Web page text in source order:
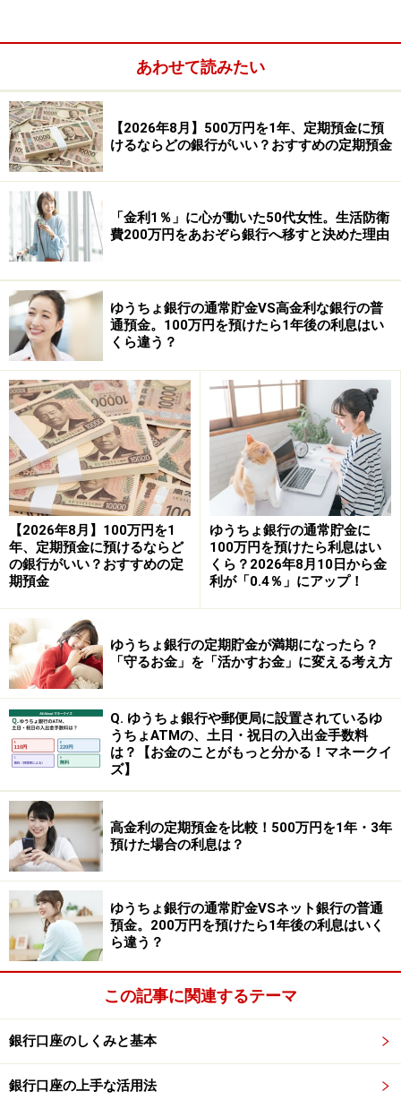
第二地方銀行……37行
信用金庫……254金庫
労働金庫……13金庫
信用組合……145組合
※銀行は令和3年4月5日時点（埼玉りそな銀行を含む）、
外国銀行は令和3年11月22日時点、地方銀行は令和3年5
月1日時点、第二地方銀行は令和2年1月1日時点、信用金
庫は令和3年2月3日時点、労働金庫は平成27年7月1日時
点、信用組合は令和3年3月18日時点
合計すると601にもなります。外国銀行は預金できない
ます。この他に、全国にあるJA（農協）でも預金はで
き、預け先を選ぶのに悩んでしまう人も多いのではない
でしょうか。
定期預金はどこも同じだと思っていたら大
間違い！
護送船団の時代はとうの昔に終わっており、今は金融機
関によって預金金利が違います。100万円を1年預ける場
合でも、0.01％で預けたら100円（税引前）の利息が
0.25％で預けたら2500円（税引前）です。金利で庶民を
応援してくれる素晴らしい金融機関がないか、預入期間
1年で100万円を預けた場合の金利を確認してみたとこ
ろ、気になる金利を用意している金融機関がいくつか見
つかりました。金利は税引き前です。まずは銀行から紹
鳥取銀行……【退職金専用定期】金利0.502％、当行
での公的年金受取者（予約を含む）で受取1年以内
あわせて読みたい
【2026年8月】500万円を1年、定期預金に預
けるならどの銀行がいい？おすすめの定期預金
「金利1％」に心が動いた50代女性。生活防衛
費200万円をあおぞら銀行へ移すと決めた理由
ゆうちょ銀行の通常貯金VS高金利な銀行の普
通預金。100万円を預けたら1年後の利息はい
くら違う？
【2026年8月】100万円を1
年、定期預金に預けるならど
の銀行がいい？おすすめの定
期預金
ゆうちょ銀行の通常貯金に
100万円を預けたら利息はい
くら？2026年8月10日から金
利が「0.4％」にアップ！
ゆうちょ銀行の定期貯金が満期になったら？
「守るお金」を「活かすお金」に変える考え方
Q. ゆうちょ銀行や郵便局に設置されているゆ
うちょATMの、土日・祝日の入出金手数料
は？【お金のことがもっと分かる！マネークイ
ズ】
高金利の定期預金を比較！500万円を1年・3年
預けた場合の利息は？
ゆうちょ銀行の通常貯金VSネット銀行の普通
預金。200万円を預けたら1年後の利息はいく
ら違う？
この記事に関連するテーマ
銀行口座のしくみと基本
銀行口座の上手な活用法